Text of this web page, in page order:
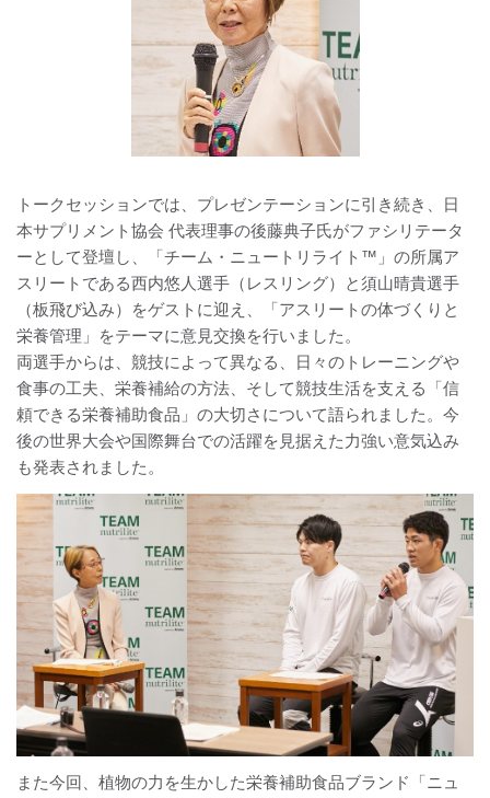
トークセッションでは、プレゼンテーションに引き続き、日
本サプリメント協会 代表理事の後藤典子氏がファシリテータ
ーとして登壇し、「チーム・ニュートリライト™」の所属ア
スリートである西内悠人選手（レスリング）と須山晴貴選手
（板飛び込み）をゲストに迎え、「アスリートの体づくりと
栄養管理」をテーマに意見交換を行いました。
両選手からは、競技によって異なる、日々のトレーニングや
食事の工夫、栄養補給の方法、そして競技生活を支える「信
頼できる栄養補助食品」の大切さについて語られました。今
後の世界大会や国際舞台での活躍を見据えた力強い意気込み
も発表されました。
また今回、植物の力を生かした栄養補助食品ブランド「ニュ